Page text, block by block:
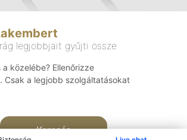
legjobbjait gyűjti össze
közelébe? Ellenőrizze
Csak a legjobb szolgáltatásokat
Keresés